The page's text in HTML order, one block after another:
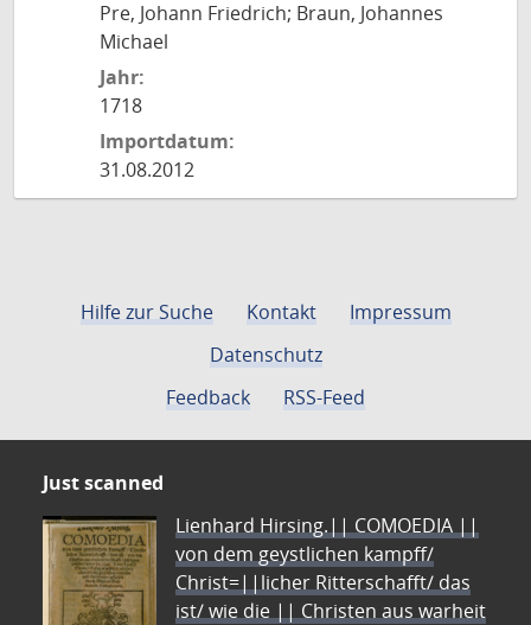
Pre, Johann Friedrich; Braun, Johannes
Michael
Jahr:
1718
Importdatum:
31.08.2012
Hilfe zur Suche Kontakt
Impressum
Datenschutz
Feedback
RSS-Feed
Just scanned
Lienhard Hirsing.|| COMOEDIA ||
von dem geystlichen kampff/
Christ=||licher Ritterschafft/ das
ist/ wie die || Christen aus warheit